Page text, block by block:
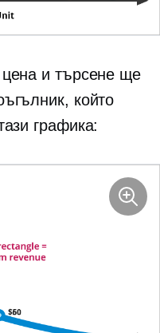
и търсене ще
който
графика: